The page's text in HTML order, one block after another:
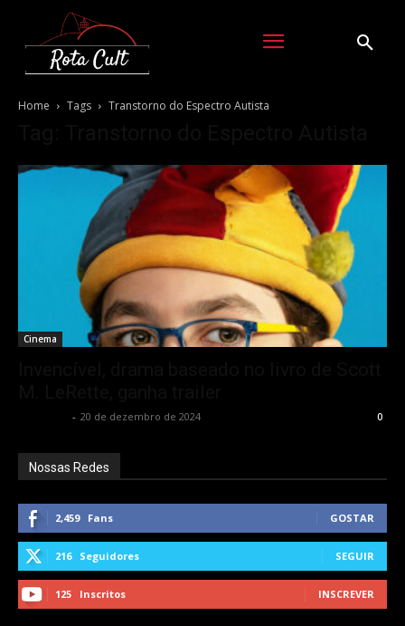
Home Tags Transtorno do Espectro Autista
Cinema
- 20 de dezembro de 2024 0
Nossas Redes
2,459 Fans GOSTAR
216 Seguidores SEGUIR
125 Inscritos INSCREVER